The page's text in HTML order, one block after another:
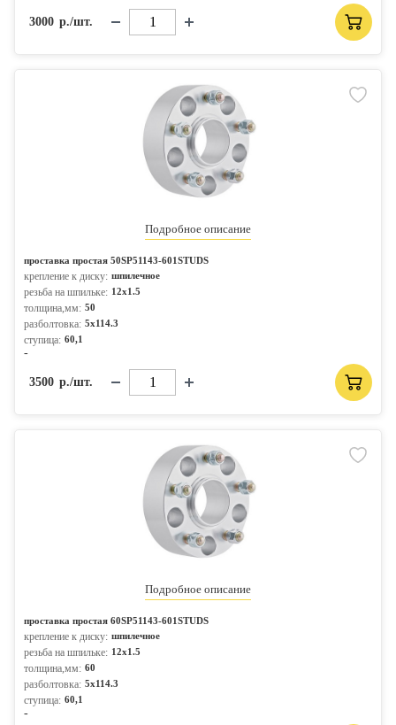
3000 р./шт.
Подробное описание
проставка простая 50SP51143-601STUDS
крепление к диску: шпилечное
резьба на шпильке: 12x1.5
толщина,мм: 50
разболтовка: 5x114.3
ступица: 60,1
-
3500 р./шт.
Подробное описание
проставка простая 60SP51143-601STUDS
крепление к диску: шпилечное
резьба на шпильке: 12x1.5
толщина,мм: 60
разболтовка: 5x114.3
ступица: 60,1
-